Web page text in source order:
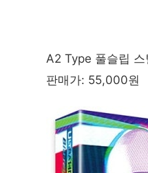
A2 Type 풀슬립
판매가: 55,000원